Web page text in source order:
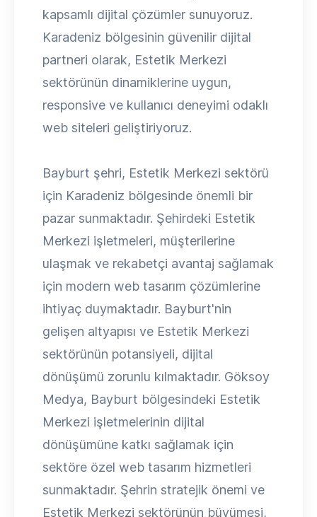
kapsamlı dijital çözümler sunuyoruz.
Karadeniz bölgesinin güvenilir dijital
partneri olarak, Estetik Merkezi
sektörünün dinamiklerine uygun,
responsive ve kullanıcı deneyimi odaklı
web siteleri geliştiriyoruz.
Bayburt şehri, Estetik Merkezi sektörü
için Karadeniz bölgesinde önemli bir
pazar sunmaktadır. Şehirdeki Estetik
Merkezi işletmeleri, müşterilerine
ulaşmak ve rekabetçi avantaj sağlamak
için modern web tasarım çözümlerine
ihtiyaç duymaktadır. Bayburt'nin
gelişen altyapısı ve Estetik Merkezi
sektörünün potansiyeli, dijital
dönüşümü zorunlu kılmaktadır. Göksoy
Medya, Bayburt bölgesindeki Estetik
Merkezi işletmelerinin dijital
dönüşümüne katkı sağlamak için
sektöre özel web tasarım hizmetleri
sunmaktadır. Şehrin stratejik önemi ve
Estetik Merkezi sektörünün büyümesi,